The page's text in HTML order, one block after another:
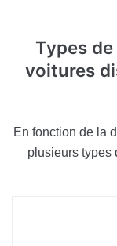
Types
voitures
En fonction de la
plusieurs types